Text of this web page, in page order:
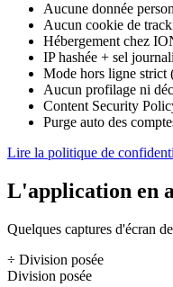
Aucune donnée
Aucun cookie de
Hébergement chez
IP hashée + sel
Mode hors ligne strict
Aucun profilage ni
Content Security
Purge auto des
Lire la politique de
L'application en
Quelques captures d'écran
÷ Division posée
Division posée